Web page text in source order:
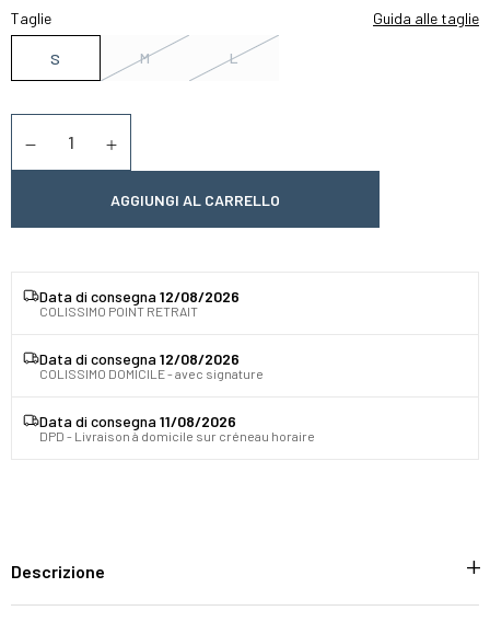
Taglie Guida alle taglie
S M L
AGGIUNGI AL CARRELLO
Data di consegna 12/08/2026
COLISSIMO POINT RETRAIT
Data di consegna 12/08/2026
COLISSIMO DOMICILE - avec signature
Data di consegna 11/08/2026
DPD - Livraison à domicile sur créneau horaire
Descrizione